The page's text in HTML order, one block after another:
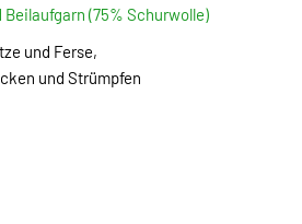
(75% Schurwolle)
und Ferse,
und Strümpfen